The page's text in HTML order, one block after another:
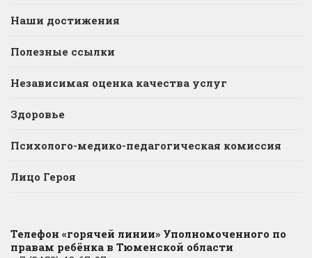
Наши достижения
Полезные ссылки
Независимая оценка качества услуг
Здоровье
Психолого-медико-педагогическая комиссия
Лицо Героя
Телефон «горячей линии» Уполномоченного по
правам ребёнка в Тюменской области